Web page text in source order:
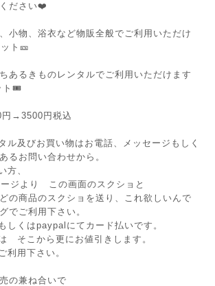
ださい❤️
小物、浴衣など物販全般でご利用いただけ
ト🎫
あるきものレンタルでご利用いただけます
ト🎟
円→3500円税込
ル及びお買い物はお電話、メッセージもしく
るお問い合わせから。
方、
ジより この画面のスクショと
の商品のスクショを送り、これ欲しいんで
でご利用下さい。
しくはpaypalにてカード払いです。
そこから更にお値引きします。
利用下さい。
の兼ね合いで